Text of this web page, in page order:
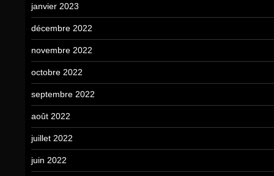
janvier 2023
décembre 2022
novembre 2022
octobre 2022
septembre 2022
août 2022
juillet 2022
juin 2022